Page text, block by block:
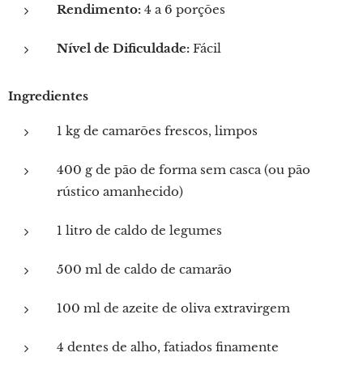
Rendimento: 4 a 6 porções
Nível de Dificuldade: Fácil
Ingredientes
1 kg de camarões frescos, limpos
400 g de pão de forma sem casca (ou pão
rústico amanhecido)
1 litro de caldo de legumes
500 ml de caldo de camarão
100 ml de azeite de oliva extravirgem
4 dentes de alho, fatiados finamente